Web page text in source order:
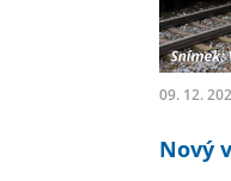
09. 12.
Nový